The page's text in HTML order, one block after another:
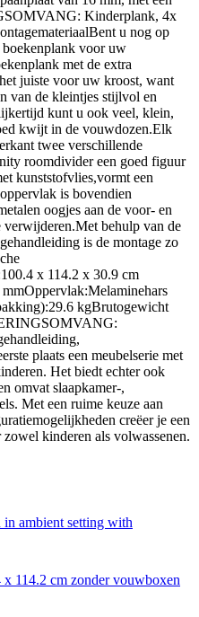
Kinderplank, 4x
u nog op
boekenplank voor uw
met de extra
juiste voor uw kroost, want
van de kleintjes stijlvol en
kunt u ook veel, klein,
kwijt in de vouwdozen.Elk
twee verschillende
roomdivider een goed figuur
kunststofvlies,vormt een
is bovendien
oogjes aan de voor- en
verwijderen.Met behulp van de
is de montage zo
x 114.2 x 30.9 cm
kgBrutogewicht
plaats een meubelserie met
Het biedt echter ook
omvat slaapkamer-,
Met een ruime keuze aan
creëer je een
kinderen als volwassenen.
114.2 cm zonder vouwboxen